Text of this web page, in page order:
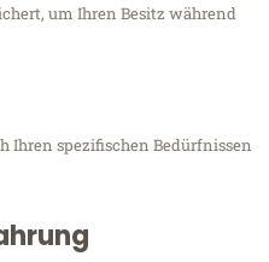
um Ihren Besitz während
Ihren spezifischen Bedürfnissen